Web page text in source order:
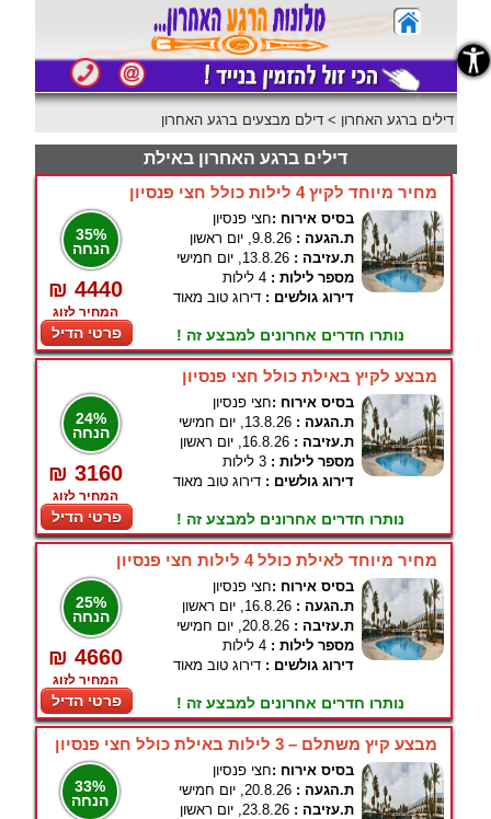
דילים ברגע האחרון > דילם מבצעים ברגע האחרון
דילים ברגע האחרון באילת
מחיר מיוחד לקיץ 4 לילות כולל חצי פנסיון
35%
הנחה
₪ 4440
המחיר לזוג
פרטי הדיל
בסיס אירוח :חצי פנסיון
ת.הגעה : 9.8.26, יום ראשון
ת.עזיבה : 13.8.26, יום חמישי
מספר לילות : 4 לילות
דירוג גולשים : דירוג טוב מאוד
נותרו חדרים אחרונים למבצע זה !
מבצע לקיץ באילת כולל חצי פנסיון
24%
הנחה
₪ 3160
המחיר לזוג
פרטי הדיל
בסיס אירוח :חצי פנסיון
ת.הגעה : 13.8.26, יום חמישי
ת.עזיבה : 16.8.26, יום ראשון
מספר לילות : 3 לילות
דירוג גולשים : דירוג טוב מאוד
נותרו חדרים אחרונים למבצע זה !
מחיר מיוחד לאילת כולל 4 לילות חצי פנסיון
25%
הנחה
₪ 4660
המחיר לזוג
פרטי הדיל
בסיס אירוח :חצי פנסיון
ת.הגעה : 16.8.26, יום ראשון
ת.עזיבה : 20.8.26, יום חמישי
מספר לילות : 4 לילות
דירוג גולשים : דירוג טוב מאוד
נותרו חדרים אחרונים למבצע זה !
מבצע קיץ משתלם – 3 לילות באילת כולל חצי פנסיון
33%
הנחה
בסיס אירוח :חצי פנסיון
ת.הגעה : 20.8.26, יום חמישי
ת.עזיבה : 23.8.26, יום ראשון
נגישות